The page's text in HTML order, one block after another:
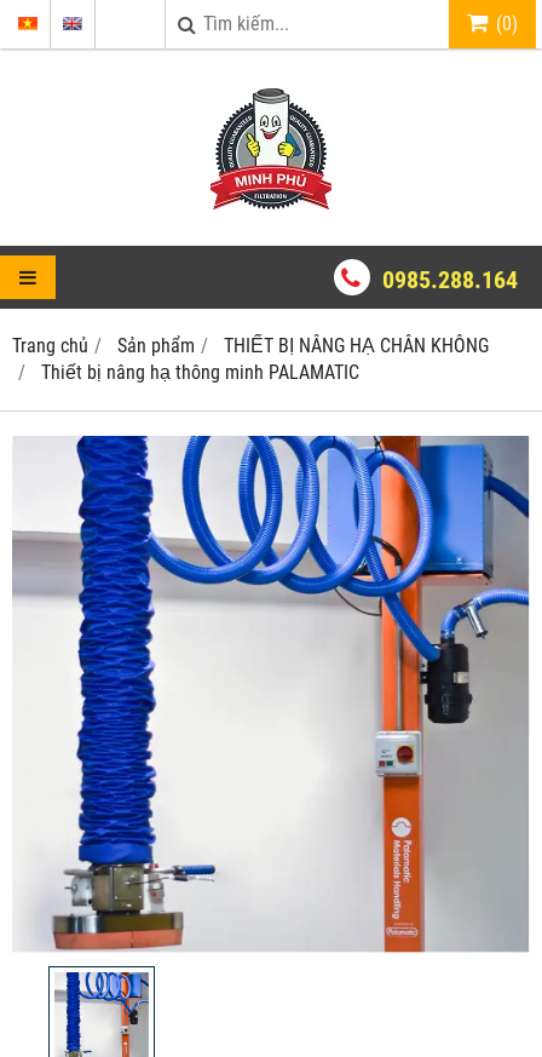
(0)
0985.288.164
Trang chủ Sản phẩm
THIẾT BỊ NÂNG HẠ CHÂN KHÔNG
Thiết bị nâng hạ thông minh PALAMATIC